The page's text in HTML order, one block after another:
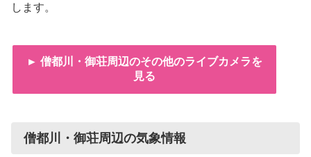
します。
► 僧都川・御荘周辺のその他のライブカメラを
見る
僧都川・御荘周辺の気象情報